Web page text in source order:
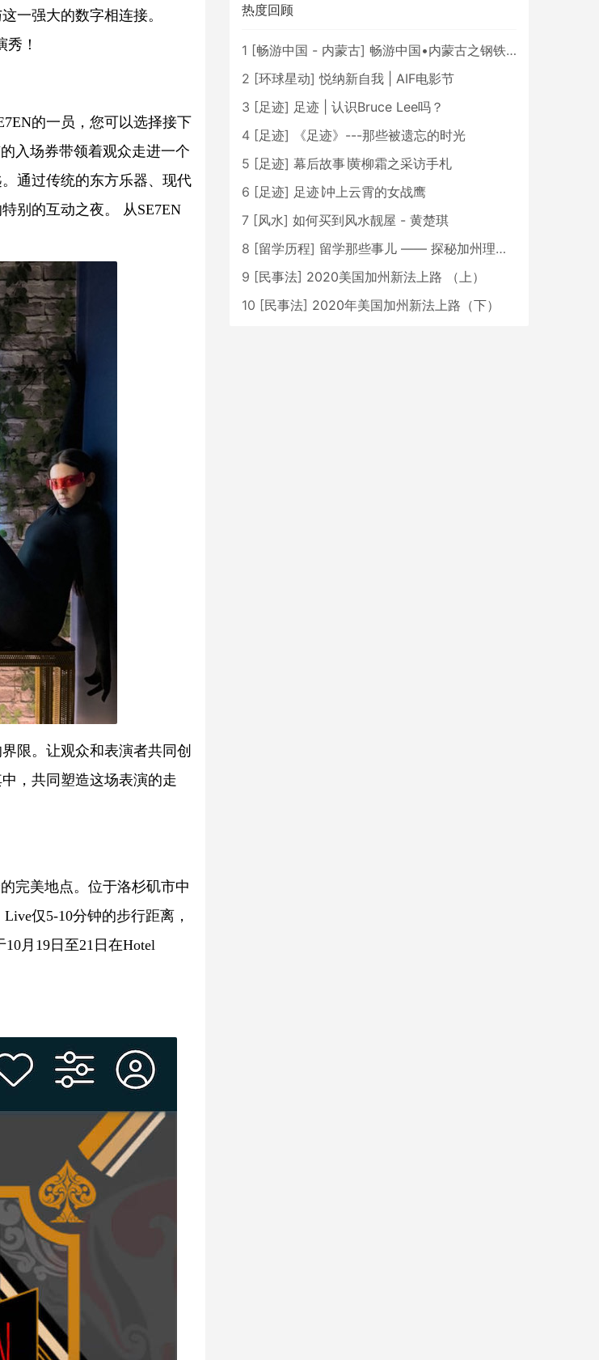
一强大的数字相连接。
！
的一员，您可以选择接下
入场券带领着观众走进一个
通过传统的东方乐器、现代
别的互动之夜。 从SE7EN
限。让观众和表演者共同创
，共同塑造这场表演的走
完美地点。位于洛杉矶市中
仅5-10分钟的步行距离，
月19日至21日在Hotel
热度回顾
1 [畅游中国 - 内蒙古] 畅游中国•内蒙古之钢铁骄子，魅力包头
2 [环球星动] 悦纳新自我 | AIF电影节
3 [足迹] 足迹 | 认识Bruce Lee吗？
4 [足迹]
《足迹》---那些被遗忘的时光
5 [足迹] 幕后故事∣黄柳霜之采访手札
6 [足迹] 足迹∣冲上云霄的女战鹰
7 [风水] 如何买到风水靓屋 - 黄楚琪
8 [留学历程] 留学那些事儿 —— 探秘加州理工学院Caltech博士生活 [上集]
9 [民事法] 2020美国加州新法上路 （上）
10 [民事法] 2020年美国加州新法上路（下）